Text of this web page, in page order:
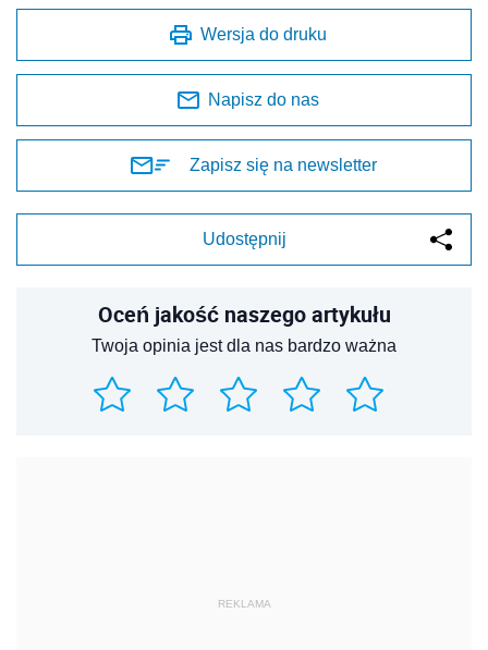
Wersja do druku
Napisz do nas
Zapisz się na newsletter
Udostępnij
Oceń jakość naszego artykułu
Twoja opinia jest dla nas bardzo ważna
REKLAMA